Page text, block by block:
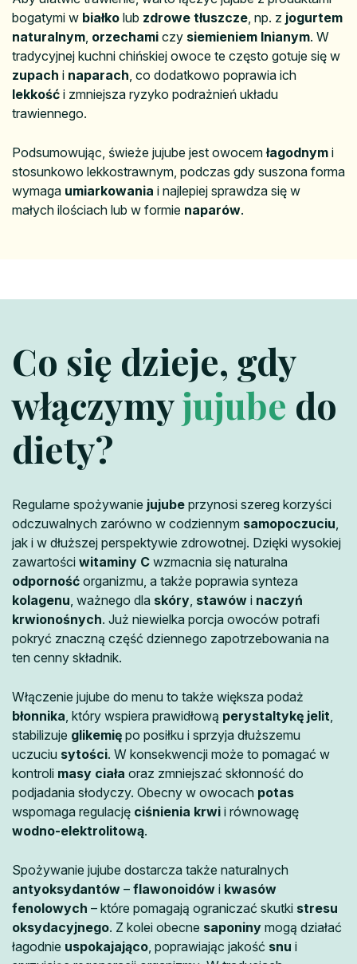
bogatymi w białko lub zdrowe tłuszcze , np. z jogurtem
naturalnym orzechami czy siemieniem lnianym. W
tradycyjnej kuchni chińskiej owoce te często gotuje się w
zupach i naparach , co dodatkowo poprawia ich
lekkość i zmniejsza ryzyko podrażnień układu
trawiennego.
Podsumowując, świeże jujube jest owocemłagodnym i
stosunkowo lekkostrawnym, podczas gdy suszona forma
wymaga umiarkowania i najlepiej sprawdza się w
małych ilościach lub w formie naparów.
Co się dzieje, gdy
włączymyjujube do
diety?
Regularne spożywanie jujube przynosi szereg korzyści
odczuwalnych zarówno w codziennym samopoczuciu
jak i w dłuższej perspektywie zdrowotnej. Dzięki wysokiej
zawartości witaminy C wzmacnia się naturalna
odporność organizmu, a także poprawia synteza
kolagenu , ważnego dla skóry stawów i naczyń
krwionośnych. Już niewielka porcja owoców potrafi
pokryć znaczną część dziennego zapotrzebowania na
ten cenny składnik.
Włączenie jujube do menu to także większa podaż
błonnika , który wspiera prawidłową perystaltykę jelit
stabilizuje glikemię po posiłku i sprzyja dłuższemu
uczuciu sytości. W konsekwencji może to pomagać w
kontroli masy ciała oraz zmniejszać skłonność do
podjadania słodyczy. Obecny w owocach potas
wspomaga regulację ciśnienia krwi i równowagę
wodno-elektrolitową.
Spożywanie jujube dostarcza także naturalnych
antyoksydantów – flawonoidów i kwasów
fenolowych – które pomagają ograniczać skutki stresu
oksydacyjnego. Z kolei obecne saponiny mogą działać
łagodnie uspokajająco , poprawiając jakość snu i